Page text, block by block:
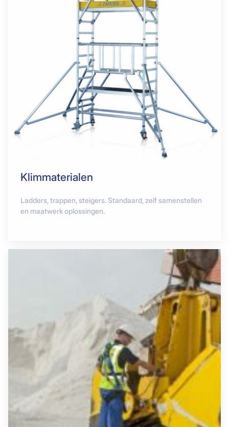
Klimmaterialen
Ladders, trappen, steigers. Standaard, zelf samenstellen
en maatwerk oplossingen.